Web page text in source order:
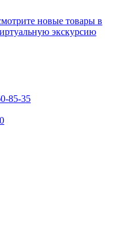
новые товары в
экскурсию
85-35